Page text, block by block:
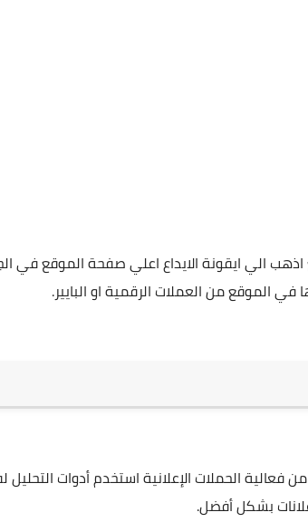
الي ايقونة الايداع اعلي صفحة الموقع في
في الموقع من العملات الرقمية او البايير.
الحملات الإعلانية استخدم أدوات
بشكل أفضل.